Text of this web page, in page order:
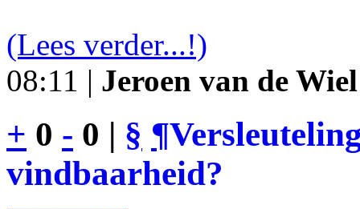
(Lees verder...!)
08:11 | Jeroen van de Wiel
+ 0 - 0 | § ¶
vindbaarheid?